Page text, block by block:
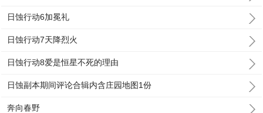
日蚀行动6加冕礼
日蚀行动7天降烈火
日蚀行动8爱是恒星不死的理由
日蚀副本期间评论合辑内含庄园地图1份
奔向春野